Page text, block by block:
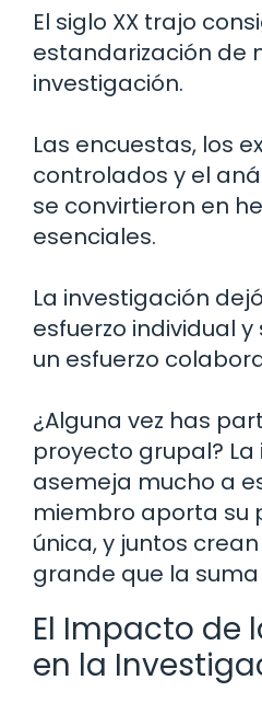
El siglo XX trajo
estandarización de
investigación.
Las encuestas, los
controlados y el
se convirtieron en
esenciales.
La investigación
esfuerzo individual
un esfuerzo
¿Alguna vez has
proyecto grupal?
asemeja mucho a
miembro aporta su
única, y juntos
grande que la
El Impacto de
en la